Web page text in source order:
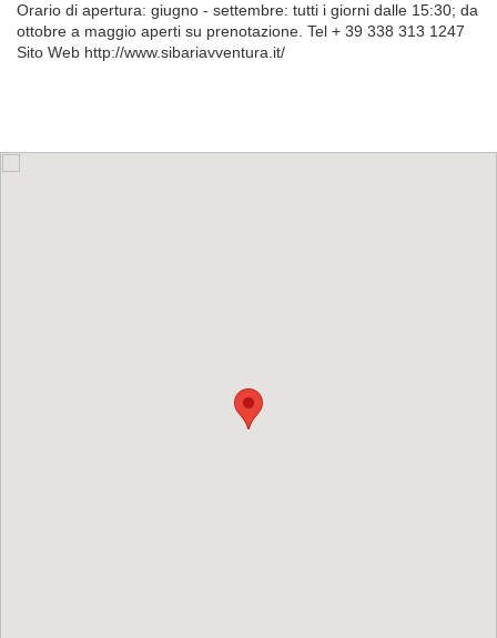
Orario di apertura: giugno - settembre: tutti i giorni dalle 15:30; da
ottobre a maggio aperti su prenotazione. Tel + 39 338 313 1247
Sito Web http://www.sibariavventura.it/